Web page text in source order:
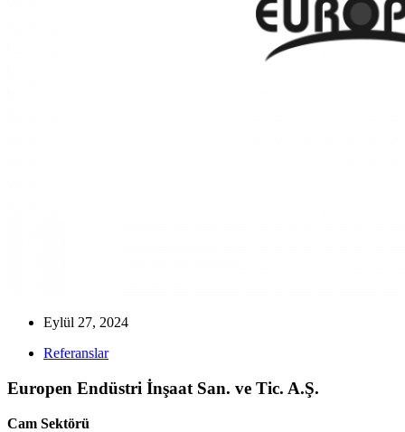
Eylül 27, 2024
Referanslar
Europen Endüstri İnşaat San. ve Tic. A.Ş.
Cam Sektörü